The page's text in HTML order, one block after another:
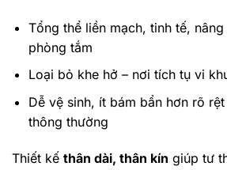
Tổng thể liền mạch, tinh tế,
phòng tắm
Loại bỏ khe hở – nơi tích tụ vi
Dễ vệ sinh, ít bám bẩn hơn rõ
thông thường
Thiết kế thân dài, thân kín giúp tư